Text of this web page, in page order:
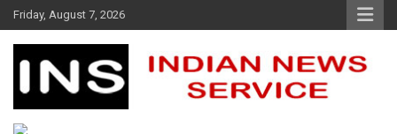
Skip
to
content
Friday, August 7, 2026
Indian News Service